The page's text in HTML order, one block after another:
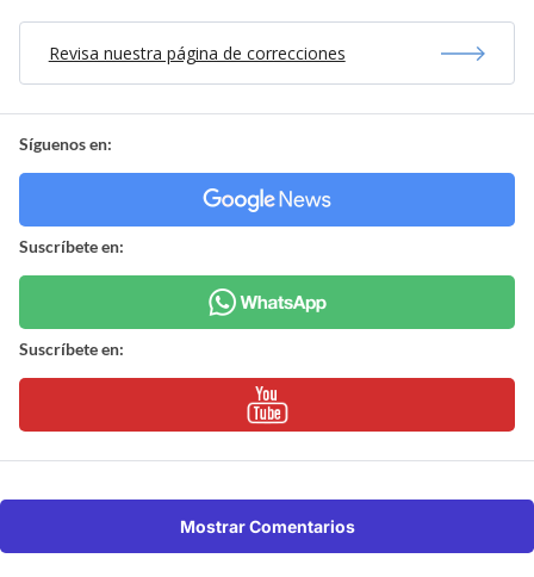
Revisa nuestra página de correcciones
Síguenos en:
Suscríbete en:
Suscríbete en:
Mostrar Comentarios